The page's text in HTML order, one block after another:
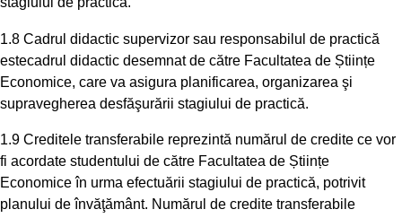
1.8 Cadrul didactic supervizor sau responsabilul de practică
estecadrul didactic desemnat de către Facultatea de Științe
Economice, care va asigura planificarea, organizarea şi
supravegherea desfăşurării stagiului de practică.
1.9 Creditele transferabile reprezintă numărul de credite ce vor
fi acordate studentului de către Facultatea de Științe
Economice în urma efectuării stagiului de practică, potrivit
planului de învăţământ. Numărul de credite transferabile